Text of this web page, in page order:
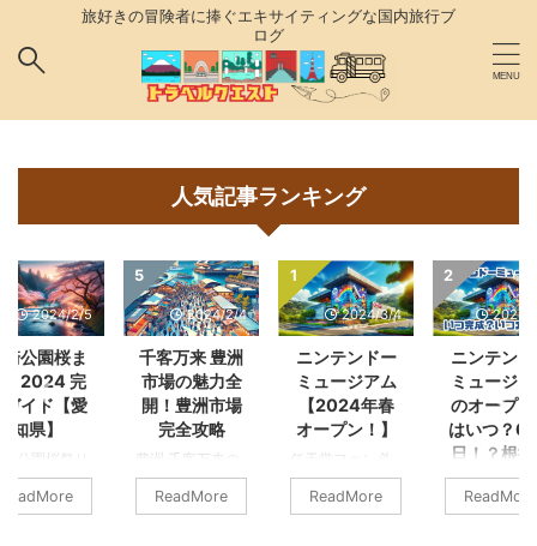
旅好きの冒険者に捧ぐエキサイティングな国内旅行ブ
ログ
人気記事ランキング
2024/2/5
公園桜ま
り2024 完
イド【愛
知県】
公園桜祭り
完全ガイド
岡崎公園桜
ReadMore
5
2024/2/4
千客万来 豊洲
市場の魅力全
開！豊洲市場
完全攻略
豊洲 千客万来の
魅力と豊洲市場
のおすすめグル
ReadMore
1
2024/3/4
ニンテンドー
ミュージアム
【2024年春
オープン！】
任天堂ファン必
見！ニンテンド
ーミュージア
ReadMore
2
2024/
ニンテン
ミュージ
のオープ
はいつ？6
日！？根
いつ開業する
か任天堂ミュ
ReadMore